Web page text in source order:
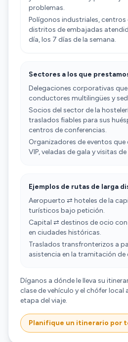
problemas.
Polígonos industriales, centros
distritos de embajadas
día, los 7 días de la semana.
Sectores a los que
Delegaciones corporativas que
conductores multilingües y
Socios del sector de la
traslados fiables para sus
centros de conferencias.
Organizadores de eventos
VIP, veladas de gala y visitas
Ejemplos de rutas de larga
Aeropuerto ⇄ hoteles de la
turísticos bajo petición.
Capital ⇄ destinos de ocio
en ciudades históricas.
Traslados transfronterizos a
asistencia en la tramitación
Díganos a dónde le lleva su
clase de vehículo y el chófer
etapa del viaje.
Planifique un itinerario por